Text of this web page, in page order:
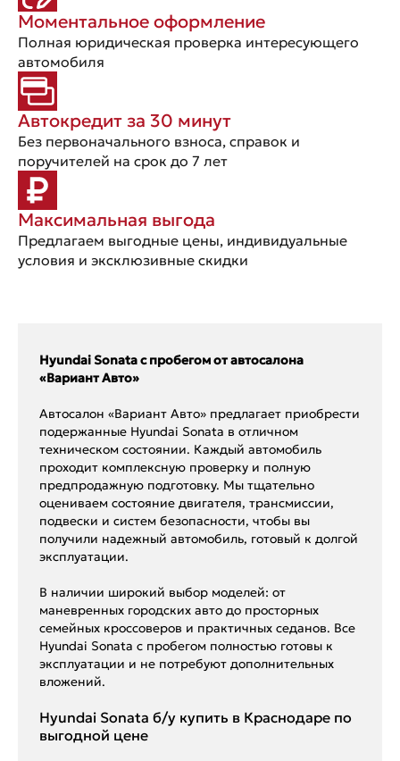
Моментальное оформление
Полная юридическая проверка интересующего
автомобиля
Автокредит за 30 минут
Без первоначального взноса, справок и
поручителей на срок до 7 лет
Максимальная выгода
Предлагаем выгодные цены, индивидуальные
условия и эксклюзивные скидки
Hyundai Sonata с пробегом от автосалона
«Вариант Авто»
Автосалон «Вариант Авто» предлагает приобрести
подержанные Hyundai Sonata в отличном
техническом состоянии. Каждый автомобиль
проходит комплексную проверку и полную
предпродажную подготовку. Мы тщательно
оцениваем состояние двигателя, трансмиссии,
подвески и систем безопасности, чтобы вы
получили надежный автомобиль, готовый к долгой
эксплуатации.
В наличии широкий выбор моделей: от
маневренных городских авто до просторных
семейных кроссоверов и практичных седанов. Все
Hyundai Sonata с пробегом полностью готовы к
эксплуатации и не потребуют дополнительных
вложений.
Hyundai Sonata б/у купить в Краснодаре по
выгодной цене